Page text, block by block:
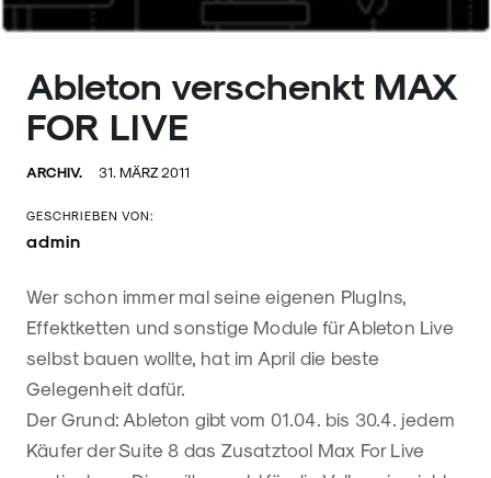
Ableton verschenkt MAX
FOR LIVE
ARCHIV. 31. MÄRZ 2011
GESCHRIEBEN VON:
admin
Wer schon immer mal seine eigenen PlugIns,
Effektketten und sonstige Module für Ableton Live
selbst bauen wollte, hat im April die beste
Gelegenheit dafür.
Der Grund: Ableton gibt vom 01.04. bis 30.4. jedem
Käufer der Suite 8 das Zusatztool Max For Live